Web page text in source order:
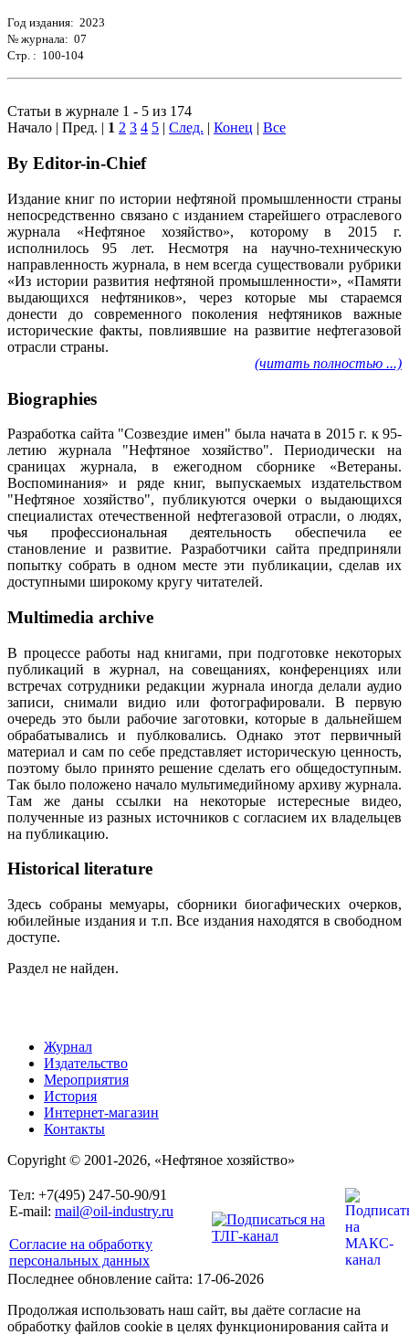
Год издания: 2023
№ журнала: 07
Стр. : 100-104
Статьи в журнале 1 - 5 из 174
Начало | Пред. | 1 2 3 4 5 | След. | Конец | Все
By Editor-in-Chief
Издание книг по истории нефтяной промышленности страны
непосредственно связано с изданием старейшего отраслевого
журнала «Нефтяное хозяйство», которому в 2015 г.
исполнилось 95 лет. Несмотря на научно-техническую
направленность журнала, в нем всегда существовали рубрики
«Из истории развития нефтяной промышленности», «Памяти
выдающихся нефтяников», через которые мы стараемся
донести до современного поколения нефтяников важные
исторические факты, повлиявшие на развитие нефтегазовой
отрасли страны.
(читать полностью ...)
Biographies
Разработка сайта "Созвездие имен" была начата в 2015 г. к 95-
летию журнала "Нефтяное хозяйство". Периодически на
сраницах журнала, в ежегодном сборнике «Ветераны.
Воспоминания» и ряде книг, выпускаемых издательством
"Нефтяное хозяйство", публикуются очерки о выдающихся
специалистах отечественной нефтегазовой отрасли, о людях,
чья профессиональная деятельность обеспечила ее
становление и развитие. Разработчики сайта предприняли
попытку собрать в одном месте эти публикации, сделав их
доступными широкому кругу читателей.
Multimedia archive
В процессе работы над книгами, при подготовке некоторых
публикаций в журнал, на совещаниях, конференциях или
встречах сотрудники редакции журнала иногда делали аудио
записи, снимали видио или фотографировали. В первую
очередь это были рабочие заготовки, которые в дальнейшем
обрабатывались и публковались. Однако этот первичный
материал и сам по себе представляет историческую ценность,
поэтому было принято решение сделать его общедоступным.
Так было положено начало мультимедийному архиву журнала.
Там же даны ссылки на некоторые истересные видео,
полученные из разных источников с согласием их владельцев
на публикацию.
Historical literature
Здесь собраны мемуары, сборники биогафических очерков,
юбилейные издания и т.п. Все издания находятся в свободном
доступе.
Раздел не найден.
Журнал
Издательство
Мероприятия
История
Интернет-магазин
Контакты
Copyright © 2001-2026, «Нефтяное хозяйство»
Тел: +7(495) 247-50-90/91
E-mail: mail@oil-industry.ru
Согласие на обработку
персональных данных
Последнее обновление сайта: 17-06-2026
Продолжая использовать наш сайт, вы даёте согласие на
обработку файлов cookie в целях функционирования сайта и